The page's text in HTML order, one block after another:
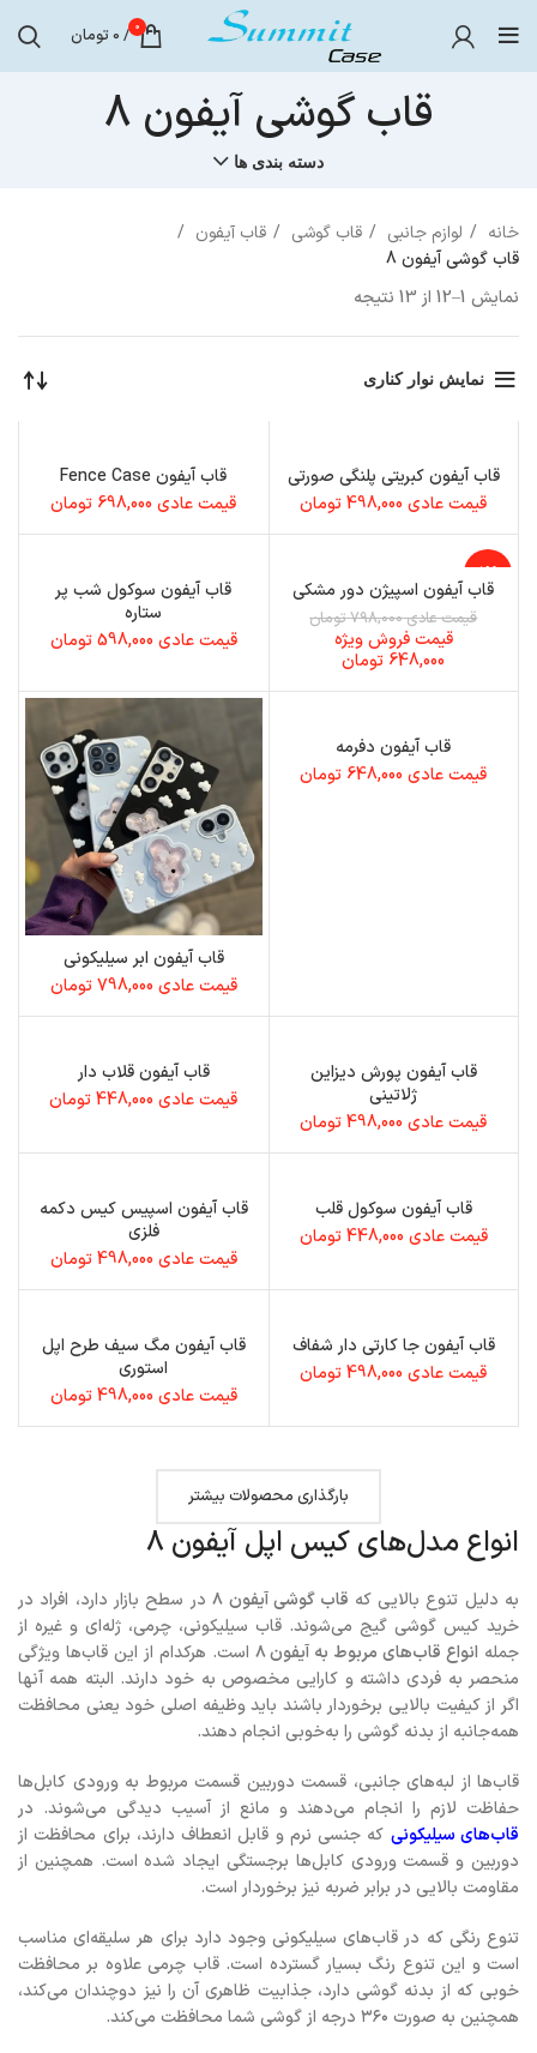
0
/
0 تومان
قاب گوشی آیفون 8
دسته بندی ها
خانه لوازم جانبی قاب گوشی
قاب آیفون
قاب گوشی آیفون 8
نمایش 1–12 از 13 نتیجه
نمایش نوار کناری
قاب آیفون کبریتی پلنگی صورتی
قیمت عادی498,000 تومان
قاب آیفون Fence Case
قیمت عادی698,000 تومان
-19%
قاب آیفون اسپیژن دور مشکی
قیمت عادی798,000تومان
قیمت فروش ویژه
648,000 تومان
قاب آیفون سوکول شب پر
ستاره
قیمت عادی598,000 تومان
قاب آیفون دفرمه
قیمت عادی648,000 تومان
قاب آیفون ابر سیلیکونی
قیمت عادی798,000 تومان
قاب آیفون پورش دیزاین
ژلاتینی
قیمت عادی498,000 تومان
قاب آیفون قلاب دار
قیمت عادی448,000 تومان
قاب آیفون سوکول قلب
قیمت عادی448,000 تومان
قاب آیفون اسپیس کیس دکمه
فلزی
قیمت عادی498,000 تومان
قاب آیفون جا کارتی دار شفاف
قیمت عادی498,000 تومان
قاب آیفون مگ سیف طرح اپل
استوری
قیمت عادی498,000 تومان
بارگذاری محصولات بیشتر
انواع مدل‌های کیس اپل آیفون ۸
به دلیل تنوع بالایی که قاب گوشی آیفون ۸
در سطح بازار دارد، افراد در
خرید کیس گوشی گیج می‌شوند. قاب سیلیکونی، چرمی، ژله‌ای و غیره از
جمله انواع قاب‌های مربوط به آیفون ۸
است. هرکدام از این قاب‌ها ویژگی
منحصر به فردی داشته و کارایی مخصوص به خود دارند. البته همه آنها
اگر از کیفیت بالایی برخوردار باشند باید وظیفه اصلی خود یعنی محافظت
همه‌جانبه از بدنه گوشی را به‌خوبی انجام دهند.
قاب‌ها از لبه‌های جانبی، قسمت دوربین قسمت مربوط به ورودی کابل‌ها
حفاظت لازم را انجام می‌دهند و مانع از آسیب دیدگی می‌شوند. در
قاب‌های سیلیکونی که جنسی نرم و قابل انعطاف دارند، برای محافظت از
دوربین و قسمت ورودی کابل‌ها برجستگی ایجاد شده است. همچنین از
مقاومت بالایی در برابر ضربه نیز برخوردار است.
تنوع رنگی که در قاب‌های سیلیکونی وجود دارد برای هر سلیقه‌ای مناسب
است و این تنوع رنگ بسیار گسترده است. قاب چرمی علاوه بر محافظت
خوبی که از بدنه گوشی دارد، جذابیت ظاهری آن را نیز دوچندان می‌کند،
همچنین به صورت ۳۶۰ درجه از گوشی شما محافظت می‌کند.